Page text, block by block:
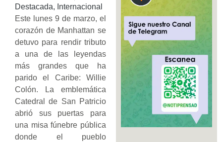
Destacada, Internacional
Este lunes 9 de marzo, el
corazón de Manhattan se
detuvo para rendir tributo
a una de las leyendas
más grandes que ha
parido el Caribe: Willie
Colón. La emblemática
Catedral de San Patricio
abrió sus puertas para
una misa fúnebre pública
donde el pueblo